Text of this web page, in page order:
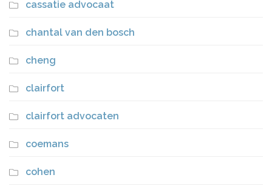
cassatie advocaat
chantal van den bosch
cheng
clairfort
clairfort advocaten
coemans
cohen